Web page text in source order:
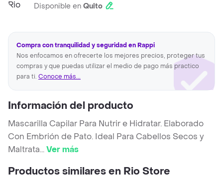
Disponible en Quito
Compra con tranquilidad y seguridad en Rappi
Nos enfocamos en ofrecerte los mejores precios, proteger tus
compras y que puedas utilizar el medio de pago más practico
para ti. Conoce más...
Información del producto
Mascarilla Capilar Para Nutrir e Hidratar. Elaborado
Con Embrión de Pato. Ideal Para Cabellos Secos y
Maltrata...Ver más
Productos similares en Rio Store